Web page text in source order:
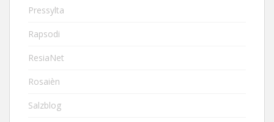
Pressylta
Rapsodi
ResiaNet
Rosaièn
Salzblog